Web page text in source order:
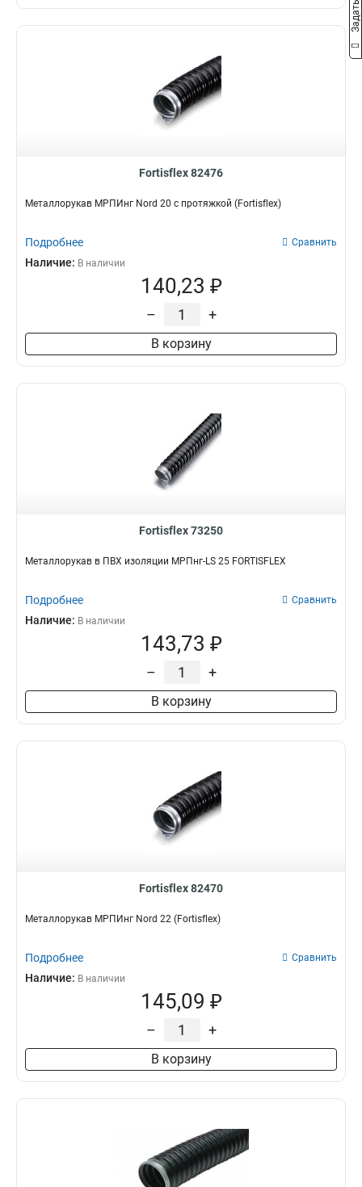
Fortisflex 82476
Металлорукав МРПИнг Nord 20 с протяжкой (Fortisflex)
Подробнее Сравнить
Наличие: В наличии
140,23 ₽
– +
В корзину
Fortisflex 73250
Металлорукав в ПВХ изоляции МРПнг-LS 25 FORTISFLEX
Подробнее Сравнить
Наличие: В наличии
143,73 ₽
– +
В корзину
Fortisflex 82470
Металлорукав МРПИнг Nord 22 (Fortisflex)
Подробнее Сравнить
Наличие: В наличии
145,09 ₽
– +
В корзину